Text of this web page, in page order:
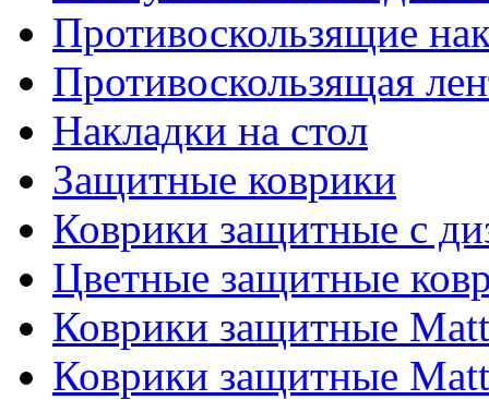
Противоскользящие
Противоскользящая
Накладки на стол
Защитные коврики
Коврики защитные с
Цветные защитные
Коврики защитные
Коврики защитные